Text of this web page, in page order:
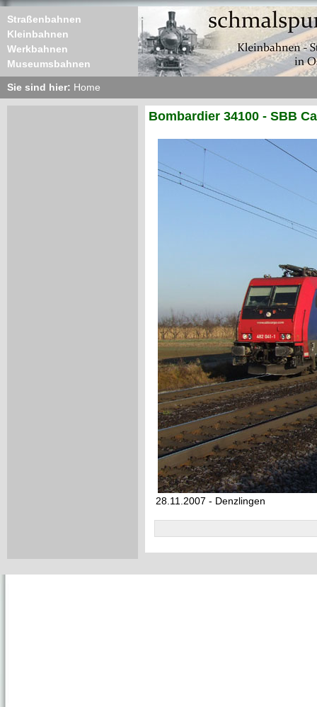
Straßenbahnen
Kleinbahnen
Werkbahnen
Museumsbahnen
Sie sind hier: Home
Bombardier 34100 - SBB
28.11.2007 - Denzlingen